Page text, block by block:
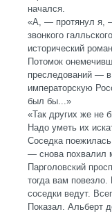
начался.
«А, — протянул я,
звонкого
исторический
Потомок
преследований —
императорскую
был бы...»
«Так других же не
Надо уметь их
Соседка
— снова похвалил
Парголовский
тогда вам повезло.
соседки ведут.
Показал. Альберт